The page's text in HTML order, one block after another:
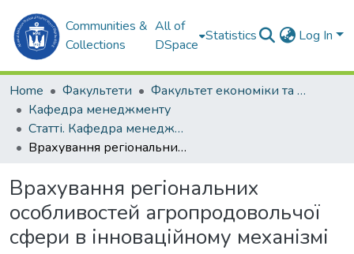
Communities &
Collections
All of
DSpace
Statistics Log In
Home Факультети
Факультет економіки та екології моря (ФЕЕМ)
Кафедра менеджменту
Статті. Кафедра менеджменту
Врахування регіональних особливостей агропродовольчої сфери в інноваційному механізмі розвитку
Врахування регіональних
особливостей агропродовольчої
сфери в інноваційному механізмі